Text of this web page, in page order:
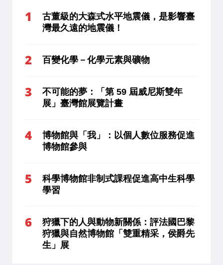
古董級的大森式水平地震儀，是影響臺
灣最久遠的地震儀！
百變化學－化學元素與礦物
不可能的夢：「第 59 屆威尼斯雙年
展」臺灣館展覽計畫
博物館與「我」：以個人數位服務促進
博物館參與
科學博物館非制式課程促進高中生科學
學習
狩獵下的人與動物新關係：評法國巴黎
狩獵與自然博物館「雙重精采，侯爵先
生」展